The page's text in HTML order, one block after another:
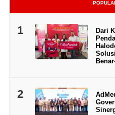
1
Dari
2